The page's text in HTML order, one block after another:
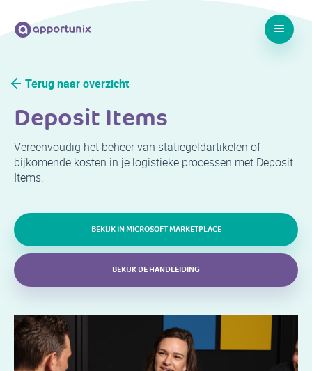
Terug naar overzicht
Deposit Items
Vereenvoudig het beheer van statiegeldartikelen of
bijkomende kosten in je logistieke processen met Deposit
Items.
BEKIJK IN MICROSOFT MARKETPLACE
BEKIJK DE HANDLEIDING